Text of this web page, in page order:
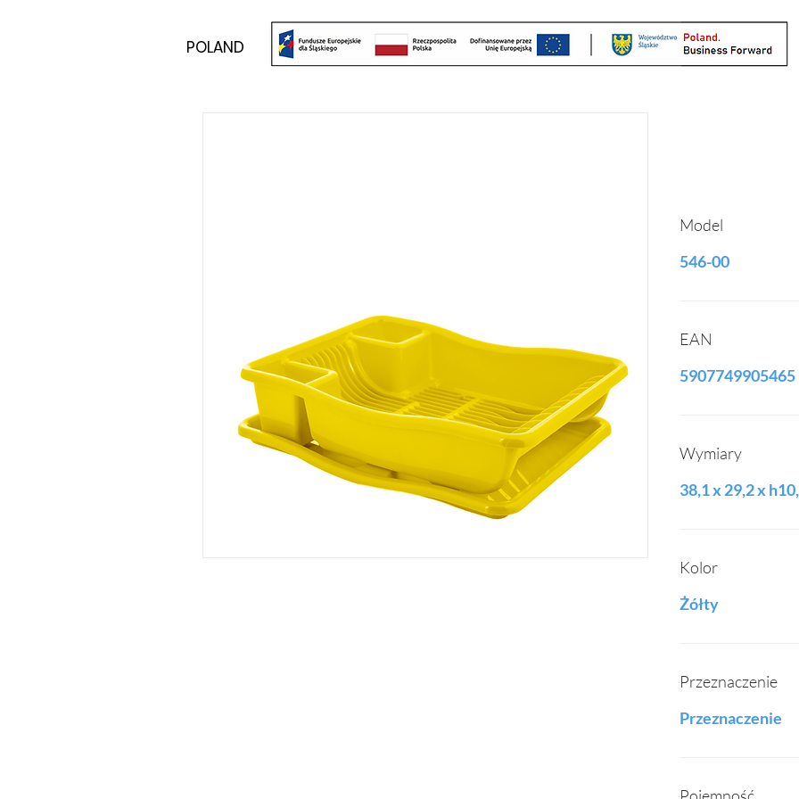
POLAND
Model
546-00
EAN
5907749905465
Wymiary
38,1 x 29,2 x
Kolor
Żółty
Przeznaczenie
Przeznaczenie